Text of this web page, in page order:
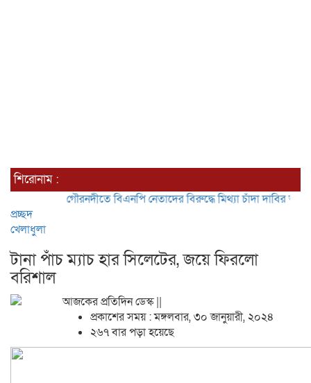
শিরোনাম :
গৌরনদীতে বিএনপি নেতাদের বিরুদ্ধে মিথ্যা চাঁদা দাবির অভিযোগের
প্রচ্ছদ
খেলাধুলা
টানা পাঁচ ম্যাচ হার সিলেটের, জয়ে ফিরলো
বরিশাল
আজকের প্রতিদিন ডেস্ক ||
প্রকাশের সময় : মঙ্গলবার, ৩০ জানুয়ারী, ২০২৪
২৬৭ বার পড়া হয়েছে